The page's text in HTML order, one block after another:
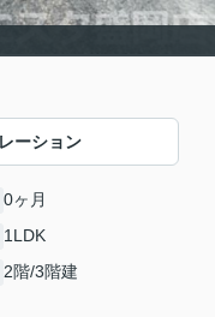
ーション
0ヶ月
1LDK
2階/3階建